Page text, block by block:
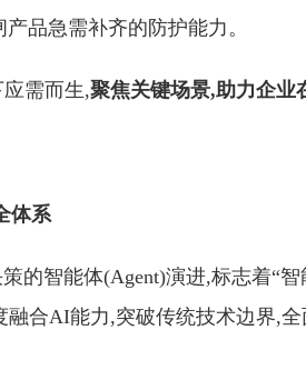
品急需补齐的防护能力。
需而生,聚焦关键场景,助力企业
体系
的智能体(Agent)演进,标志着“
合AI能力,突破传统技术边界,